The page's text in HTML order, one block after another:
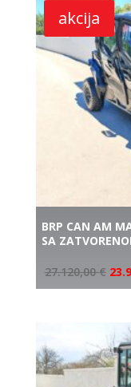
akcija
BRP CAN AM
SA
27.120,00€